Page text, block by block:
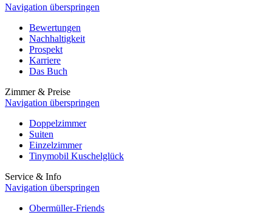
Navigation überspringen
Bewertungen
Nachhaltigkeit
Prospekt
Karriere
Das Buch
Zimmer & Preise
Navigation überspringen
Doppelzimmer
Suiten
Einzelzimmer
Tinymobil Kuschelglück
Service & Info
Navigation überspringen
Obermüller-Friends